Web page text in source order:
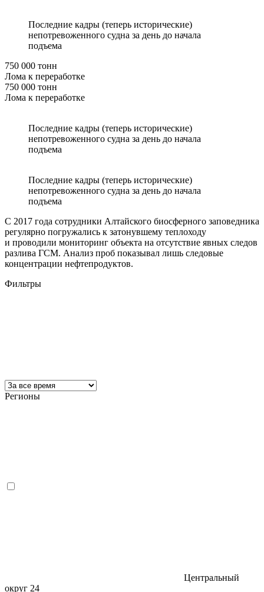
Последние кадры (теперь исторические)
непотревоженного судна за день до начала
подъема
750 000 тонн
Лома к переработке
750 000 тонн
Лома к переработке
Последние кадры (теперь исторические)
непотревоженного судна за день до начала
подъема
Последние кадры (теперь исторические)
непотревоженного судна за день до начала
подъема
С 2017 года сотрудники Алтайского биосферного заповедника
регулярно погружались к затонувшему теплоходу
и проводили мониторинг объекта на отсутствие явных следов
разлива ГСМ. Анализ проб показывал лишь следовые
концентрации нефтепродуктов.
Фильтры
Регионы
Центральный
округ 24